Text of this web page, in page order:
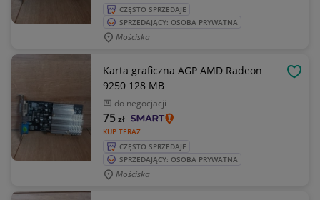
CZĘSTO SPRZEDAJE
SPRZEDAJĄCY: OSOBA PRYWATNA
Mościska
Karta graficzna AGP AMD Radeon
9250 128 MB
do negocjacji
KUP TERAZ
75zł
CZĘSTO SPRZEDAJE
SPRZEDAJĄCY: OSOBA PRYWATNA
Mościska